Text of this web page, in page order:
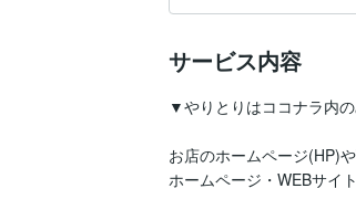
サービス内容
▼やりとりはココナラ内
お店のホームページ(HP)
ホームページ・WEBサイ